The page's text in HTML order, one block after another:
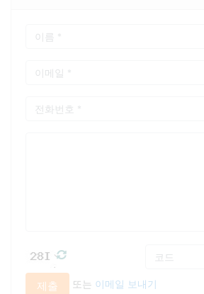
제출 또는 이메일 보내기